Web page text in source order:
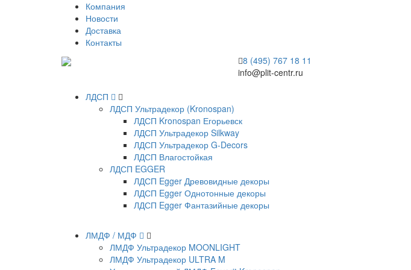
Компания
Новости
Доставка
Контакты
8 (495) 767 18 11
info@plit-centr.ru
ЛДСП
ЛДСП Ультрадекор (Kronospan)
ЛДСП Kronospan Егорьевск
ЛДСП Ультрадекор Silkway
ЛДСП Ультрадекор G-Decors
ЛДСП Влагостойкая
ЛДСП EGGER
ЛДСП Egger Древовидные декоры
ЛДСП Egger Однотонные декоры
ЛДСП Egger Фантазийные декоры
ЛМДФ / МДФ
ЛМДФ Ультрадекор MOONLIGHT
ЛМДФ Ультрадекор ULTRA M